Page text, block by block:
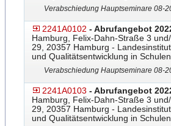
Verabschiedung Hauptseminare 08-
2241A0102 - Abrufangebot
Hamburg, Felix-Dahn-Straße 3
29, 20357 Hamburg -
und Qualitätsentwicklung in Schulen
Verabschiedung Hauptseminare 08-
2241A0103 - Abrufangebot
Hamburg, Felix-Dahn-Straße 3
29, 20357 Hamburg -
und Qualitätsentwicklung in Schulen